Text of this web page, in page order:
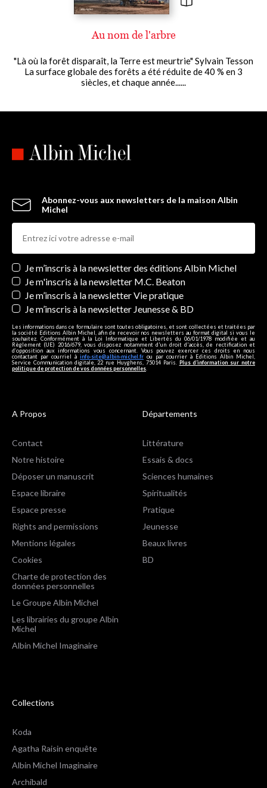
Au nom de l'arbre
"Là où la forêt disparaît, la Terre est meurtrie" Sylvain Tesson
La surface globale des forêts a été réduite de 40 % en 3
siècles, et chaque année......
Abonnez-vous aux newsletters de la maison Albin
Michel
Newsletters
Je m’inscris à la newsletter des éditions Albin Michel
Je m'inscris à la newsletter M.C. Beaton
Je m’inscris à la newsletter Vie pratique
Je m’inscris à la newsletter Jeunesse & BD
Les informations dans ce formulaire sont toutes obligatoires, et sont collectées et traitées par
la société Editions Albin Michel, afin de recevoir nos newsletters au format digital si vous le
souhaitez. Conformément à la Loi Informatique et Libertés du 06/01/1978 modifiée et au
Règlement (UE) 2016/679, vous disposez notamment d'un droit d'accès, de rectification et
d’opposition aux informations vous concernant. Vous pouvez exercer ces droits en nous
contactant par courriel à info-site@albin-michel.fr ou par courrier à Editions Albin Michel,
Service Communication digitale, 22 rue Huyghens, 75014 Paris. Plus d’information sur notre
politique de protection de vos données personnelles
A Propos
Contact
Notre histoire
Déposer un manuscrit
Espace libraire
Espace presse
Rights and permissions
Mentions légales
Cookies
Charte de protection des
données personnelles
Le Groupe Albin Michel
Les librairies du groupe Albin
Michel
Albin Michel Imaginaire
Départements
Littérature
Essais & docs
Sciences humaines
Spiritualités
Pratique
Jeunesse
Beaux livres
BD
Collections
Koda
Agatha Raisin enquête
Albin Michel Imaginaire
Archibald